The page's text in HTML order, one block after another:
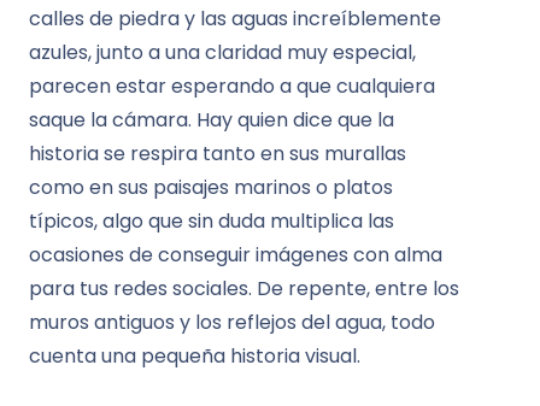
calles de piedra y las aguas increíblemente
azules, junto a una claridad muy especial,
parecen estar esperando a que cualquiera
saque la cámara. Hay quien dice que la
historia se respira tanto en sus murallas
como en sus paisajes marinos o platos
típicos, algo que sin duda multiplica las
ocasiones de conseguir imágenes con alma
para tus redes sociales. De repente, entre los
muros antiguos y los reflejos del agua, todo
cuenta una pequeña historia visual.